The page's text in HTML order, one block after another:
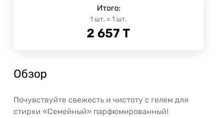
Итого:
1 шт. = 1 шт.
2 657 Т
Обзор
Почувствуйте свежесть и чистоту с гелем для
стирки «Семейный» парфюмированный!